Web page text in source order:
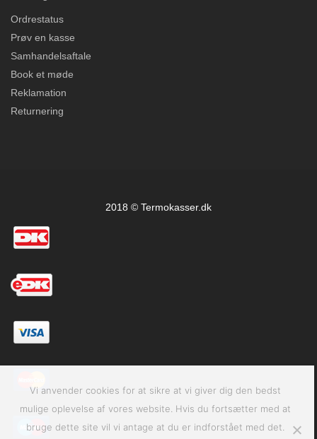
Ordrestatus
Prøv en kasse
Samhandelsaftale
Book et møde
Reklamation
Returnering
2018 © Termokasser.dk
Vi anvender cookies for at sikre at vi giver dig den bedst
mulige oplevelse af vores website. Hvis du fortsætter med at
bruge dette site vil vi antage at du er indforstået med det.